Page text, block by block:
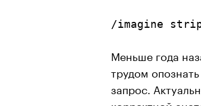
/imagine
Меньше года
трудом
запрос.